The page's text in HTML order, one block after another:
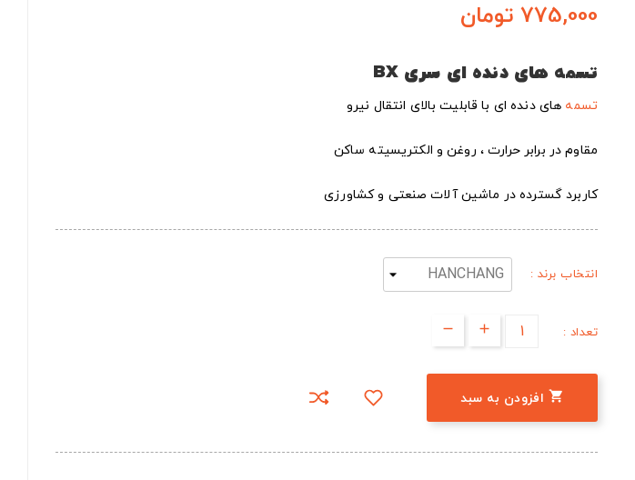
775,000 تومان
تسمه های دنده ای سری
تسمه های دنده ای با قابلیت بالای انتقال نیرو
مقاوم در برابر حرارت ، روغن و الکتریسیته ساکن
کاربرد گسترده در ماشین آلات صنعتی و کشاورزی
انتخاب برند :
تعداد :
 افزودن به سبد